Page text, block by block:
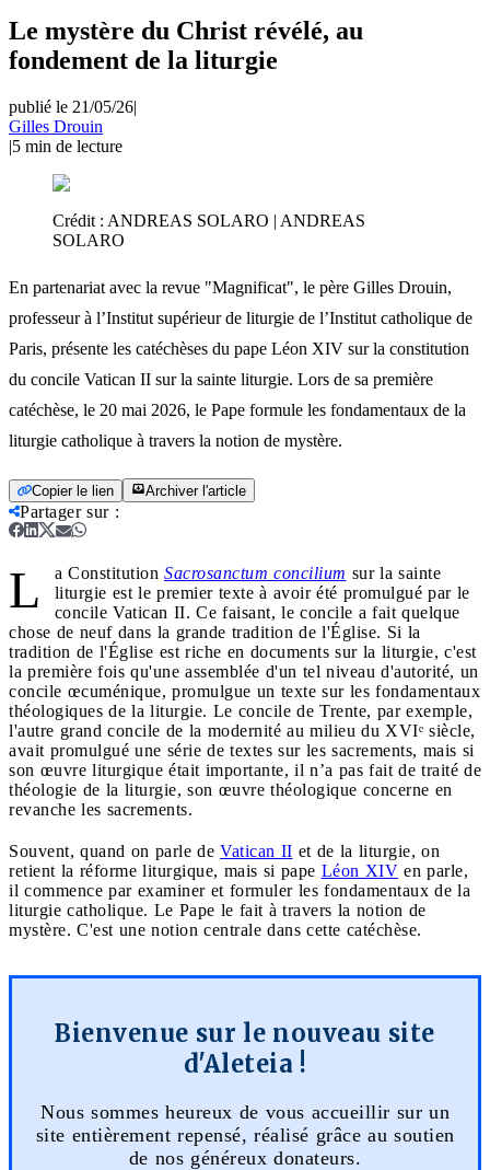
Le mystère du Christ révélé, au
fondement de la liturgie
publié le 21/05/26|
Gilles Drouin
|5 min de lecture
Crédit : ANDREAS SOLARO | ANDREAS
SOLARO
En partenariat avec la revue "Magnificat", le père Gilles Drouin,
professeur à l’Institut supérieur de liturgie de l’Institut catholique de
Paris, présente les catéchèses du pape Léon XIV sur la constitution
du concile Vatican II sur la sainte liturgie. Lors de sa première
catéchèse, le 20 mai 2026, le Pape formule les fondamentaux de la
liturgie catholique à travers la notion de mystère.
Copier le lien Archiver l'article
Partager sur:
L a Constitution Sacrosanctum concilium sur la sainte
liturgie est le premier texte à avoir été promulgué par le
concile Vatican II. Ce faisant, le concile a fait quelque
chose de neuf dans la grande tradition de l'Église. Si la
tradition de l'Église est riche en documents sur la liturgie, c'est
la première fois qu'une assemblée d'un tel niveau d'autorité, un
concile œcuménique, promulgue un texte sur les fondamentaux
théologiques de la liturgie. Le concile de Trente, par exemple,
l'autre grand concile de la modernité au milieu du XVIᵉ siècle,
avait promulgué une série de textes sur les sacrements, mais si
son œuvre liturgique était importante, il n’a pas fait de traité de
théologie de la liturgie, son œuvre théologique concerne en
revanche les sacrements.
Souvent, quand on parle de Vatican II et de la liturgie, on
retient la réforme liturgique, mais si pape Léon XIV en parle,
il commence par examiner et formuler les fondamentaux de la
liturgie catholique. Le Pape le fait à travers la notion de
mystère. C'est une notion centrale dans cette catéchèse.
Bienvenue sur le nouveau site
d'Aleteia !
Nous sommes heureux de vous accueillir sur un
site entièrement repensé, réalisé grâce au soutien
de nos généreux donateurs.